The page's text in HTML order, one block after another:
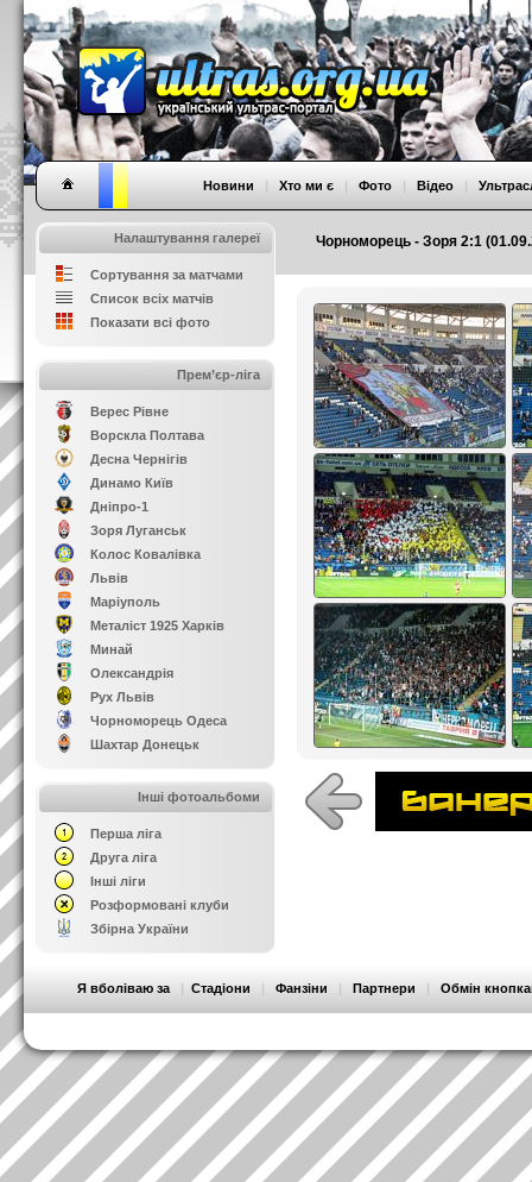
Чорноморець - Зоря 2:1
Новини | Хто ми є | Фото | Відео |
Налаштування галереї
Сортування за матчами
Список всіх матчів
Показати всі фото
Прем’єр-ліга
Верес Рівне
Ворскла Полтава
Десна Чернігів
Динамо Київ
Дніпро-1
Зоря Луганськ
Колос Ковалівка
Львів
Маріуполь
Металіст 1925 Харків
Минай
Олександрія
Рух Львів
Чорноморець Одеса
Шахтар Донецьк
Інші фотоальбоми
Перша ліга
Друга ліга
Інші ліги
Розформовані клуби
Збірна України
Я вболіваю за | Стадіони | Фанзіни | Партнери | Обмін